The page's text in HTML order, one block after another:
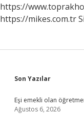
https://
https://mikes.com.tr
Sidebar
Son Yazılar
Eşi emekli olan
Ağustos 6, 2026